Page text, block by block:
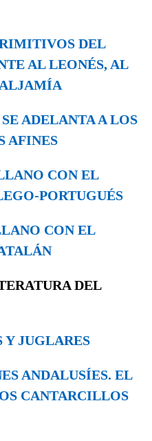
DEL
AL LEONÉS, AL
ALJAMÍA
ADELANTA A LOS
AFINES
CON EL
PORTUGUÉS
CON EL
DEL
Y JUGLARES
ANDALUSÍES. EL
CANTARCILLOS